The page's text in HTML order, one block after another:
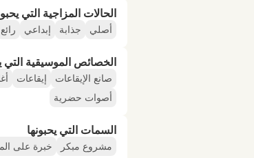
الحالات المزاجية التي
أصلي جذابة إبداعي رائع
الخصائص الموسيقية التي
صانع الإيقاعات إيقاعات
أصوات حضرية
السمات التي يحبونها
مشروع مبكر خبرة على